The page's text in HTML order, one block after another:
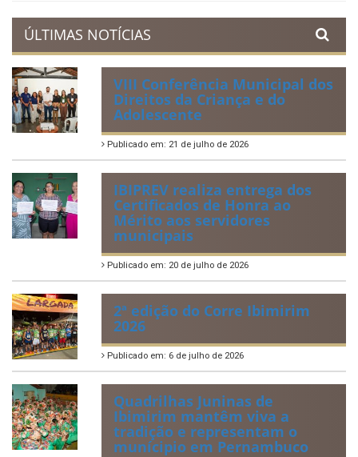
ÚLTIMAS NOTÍCIAS
VIII Conferência Municipal dos
Direitos da Criança e do
Adolescente
Publicado em: 21 de julho de 2026
IBIPREV realiza entrega dos
Certificados de Honra ao
Mérito aos servidores
municipais
Publicado em: 20 de julho de 2026
2ª edição do Corre Ibimirim
2026
Publicado em: 6 de julho de 2026
Quadrilhas Juninas de
Ibimirim mantêm viva a
tradição e representam o
munícipio em Pernambuco